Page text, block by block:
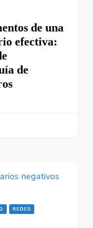
de una
efectiva:
de
REDES